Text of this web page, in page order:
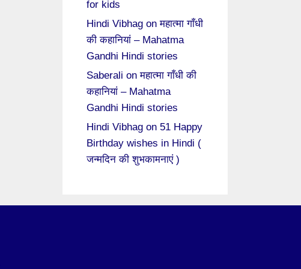
for kids
Hindi Vibhag onमहात्मा गाँधी
की कहानियां – Mahatma
Gandhi Hindi stories
Saberali onमहात्मा गाँधी की
कहानियां – Mahatma
Gandhi Hindi stories
Hindi Vibhag on 51 Happy
Birthday wishes in Hindi (
जन्मदिन की शुभकामनाएं )